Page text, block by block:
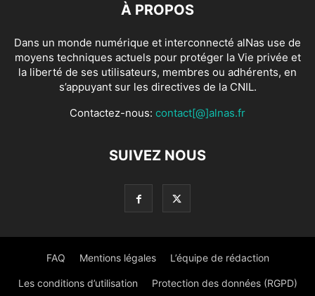
À PROPOS
Dans un monde numérique et interconnecté alNas use de
moyens techniques actuels pour protéger la Vie privée et
la liberté de ses utilisateurs, membres ou adhérents, en
s’appuyant sur les directives de la CNIL.
Contactez-nous: contact[@]alnas.fr
SUIVEZ NOUS
FAQ Mentions légales L’équipe de rédaction
Les conditions d’utilisation Protection des données (RGPD)